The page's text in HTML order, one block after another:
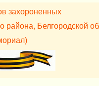
захороненных
района, Белгородской